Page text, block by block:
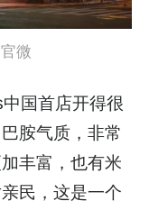
微
国首店开得很
胺气质，非常
丰富，也有米
民，这是一个